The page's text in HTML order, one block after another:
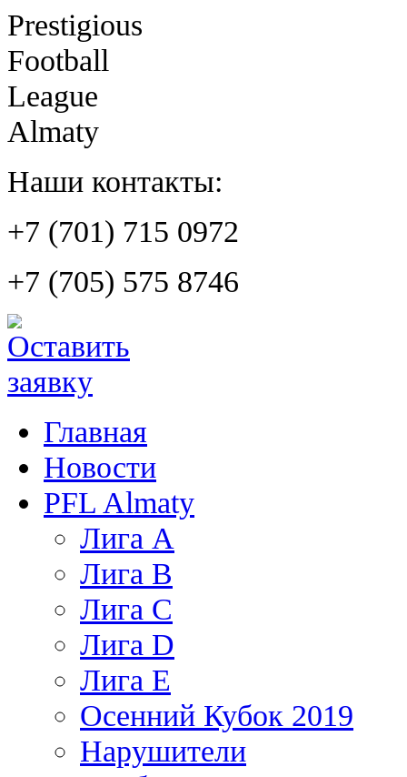
Prestigious
Football
League
Almaty
Наши контакты:
+7 (701) 715 0972
+7 (705) 575 8746
Главная
Новости
PFL Almaty
Лига A
Лига В
Лига С
Лига D
Лига Е
Осенний Кубок 2019
Нарушители